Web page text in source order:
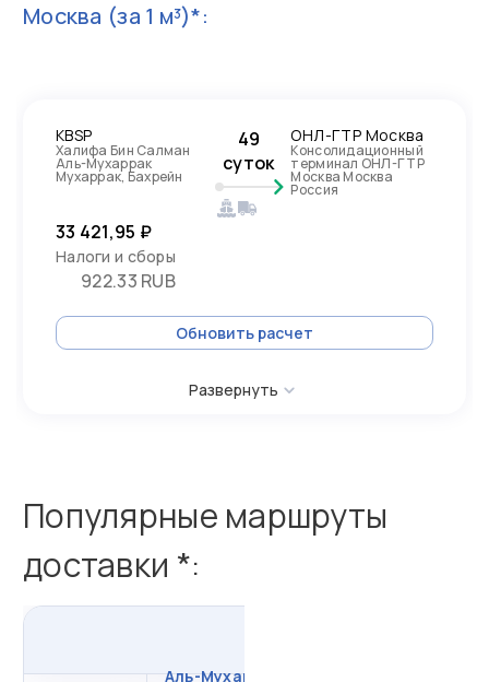
Москва (за 1 м³)*:
KBSP
Халифа Бин Салман
Аль-Мухаррак
Мухаррак, Бахрейн
49
суток
ОНЛ-ГТР Москва
Консолидационный
терминал ОНЛ-ГТР
Москва Москва
Россия
33 421,95 ₽
Налоги и сборы
922.33 RUB
Обновить расчет
Развернуть
Популярные маршруты
доставки *:
Аль-Мухаррак -